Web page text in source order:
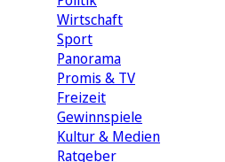
Wirtschaft
Sport
Panorama
Promis & TV
Freizeit
Gewinnspiele
Kultur & Medien
Ratgeber